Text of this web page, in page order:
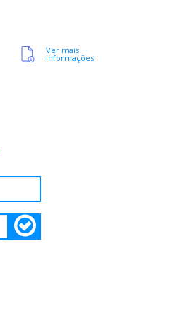
Ver mais
informações